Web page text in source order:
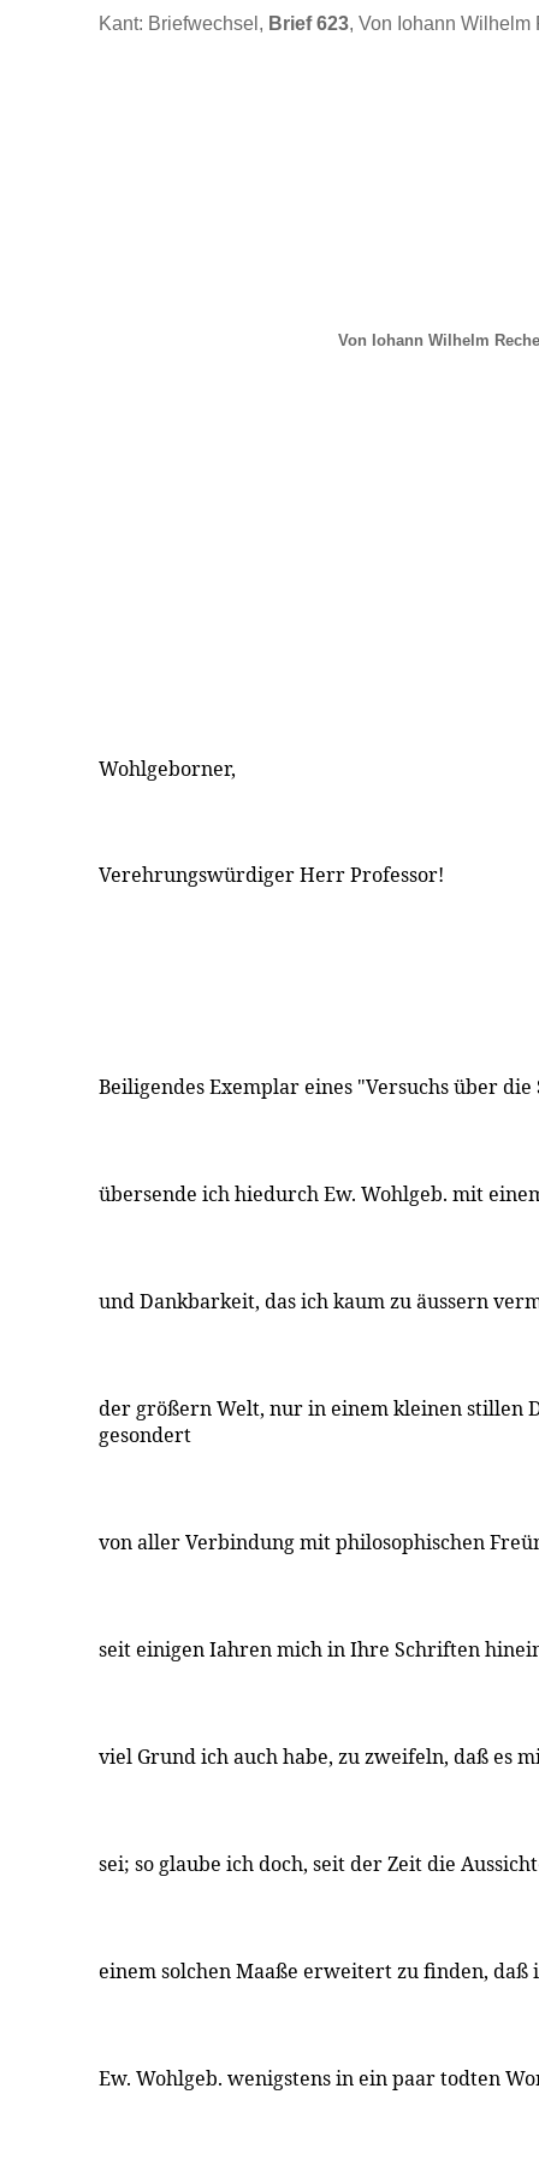
Kant: Briefwechsel, Brief 623, Von Iohann Wilhelm
Von Iohann Wilhelm
Wohlgeborner,
Verehrungswürdiger Herr Professor!
Beiligendes Exemplar eines "Versuchs über
übersende ich hiedurch Ew. Wohlgeb. mit
und Dankbarkeit, das ich kaum zu äussern
der größern Welt, nur in einem kleinen stillen
gesondert
von aller Verbindung mit philosophischen
seit einigen Iahren mich in Ihre Schriften
viel Grund ich auch habe, zu zweifeln, daß es
sei; so glaube ich doch, seit der Zeit die
einem solchen Maaße erweitert zu finden, daß
Ew. Wohlgeb. wenigstens in ein paar todten